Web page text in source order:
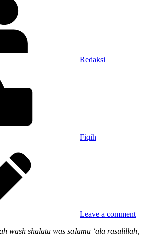
Redaksi
Fiqih
Leave a comment
wash shalatu was salamu ‘ala rasulillah,